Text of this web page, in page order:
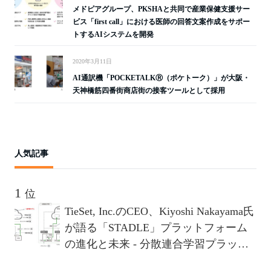
メドピアグループ、PKSHAと共同で産業保健支援サー
ビス「first call」における医師の回答文案作成をサポー
トするAIシステムを開発
2020年3月11日
AI通訳機「POCKETALKⓇ（ポケトーク）」が大阪・
天神橋筋四番街商店街の接客ツールとして採用
人気記事
位
TieSet, Inc.のCEO、Kiyoshi Nakayama氏
が語る「STADLE」プラットフォーム
の進化と未来 - 分散連合学習プラット